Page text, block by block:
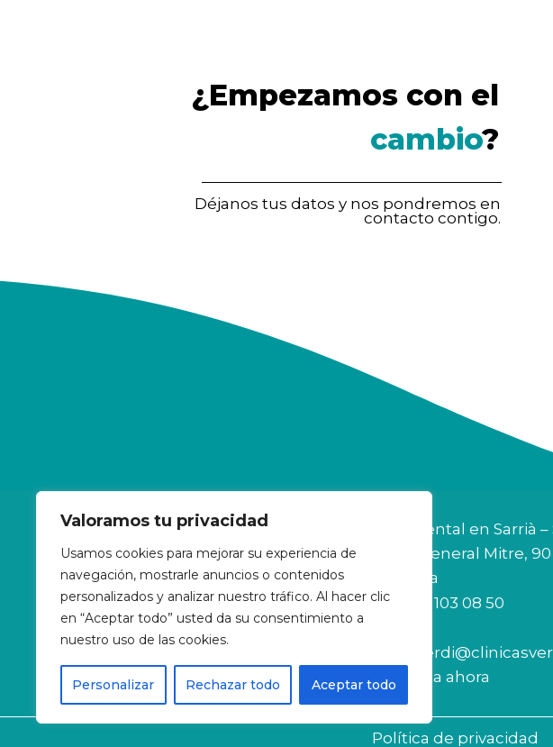
Valoramos tu privacidad
Usamos cookies para mejorar su experiencia de
navegación, mostrarle anuncios o contenidos
personalizados y analizar nuestro tráfico. Al hacer clic
en “Aceptar todo” usted da su consentimiento a
nuestro uso de las cookies.
Personalizar Rechazar todo Aceptar todo
¿Empezamos con el
cambio?
Déjanos tus datos y nos pondremos en
contacto contigo.
Clínica dental en Sarrià –
Gervasi General Mitre, 90
Barcelona
+34 93 103 08 50
Pide cita ahora
Política de privacidad